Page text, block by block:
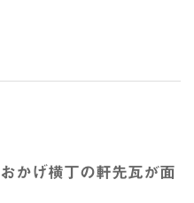
かげ横丁の軒先瓦が面